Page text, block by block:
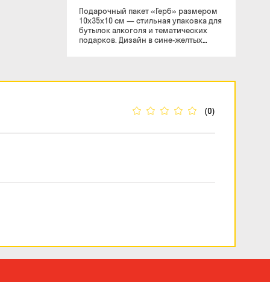
Подарочный пакет «Герб» размером
10x35x10 см — стильная упаковка для
бутылок алкоголя и тематических
подарков. Дизайн в сине-желтых
упаковки бутылки вина,
шампанского, виски, крафтового
(0)